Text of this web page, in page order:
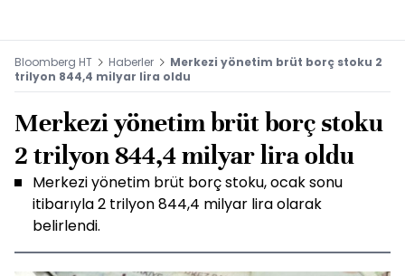
Bloomberg HT Haberler
Merkezi yönetim brüt borç stoku 2
trilyon 844,4 milyar lira oldu
Merkezi yönetim brüt borç stoku
2 trilyon 844,4 milyar lira oldu
Merkezi yönetim brüt borç stoku, ocak sonu
itibarıyla 2 trilyon 844,4 milyar lira olarak
belirlendi.